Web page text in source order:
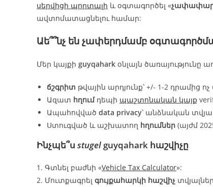
սերվիցի պորտալի և օգտագործել «
ավտոմատացնելու համար:
Աե՞՞նչ են չափերդմամբ
Մեր կայքի guyqahark օնլայն ծառայությունը
ճշգրիտ թվային արդյունք՝ +/- 1-2 դրամից ոչ
Ազատ հղումդեպի պաշտոնական կայք
Ապահովված data privacy՝ անձնական
Ստուգված և աշխատող հղումներ (այժմ
Ինչպե՞ս stugel guyqahark հաշվիչը
1. Գտնել բաժնի «Vehicle Tax Calculator»:
2. Մուտքագրել գույքահարկի հաշվիչ